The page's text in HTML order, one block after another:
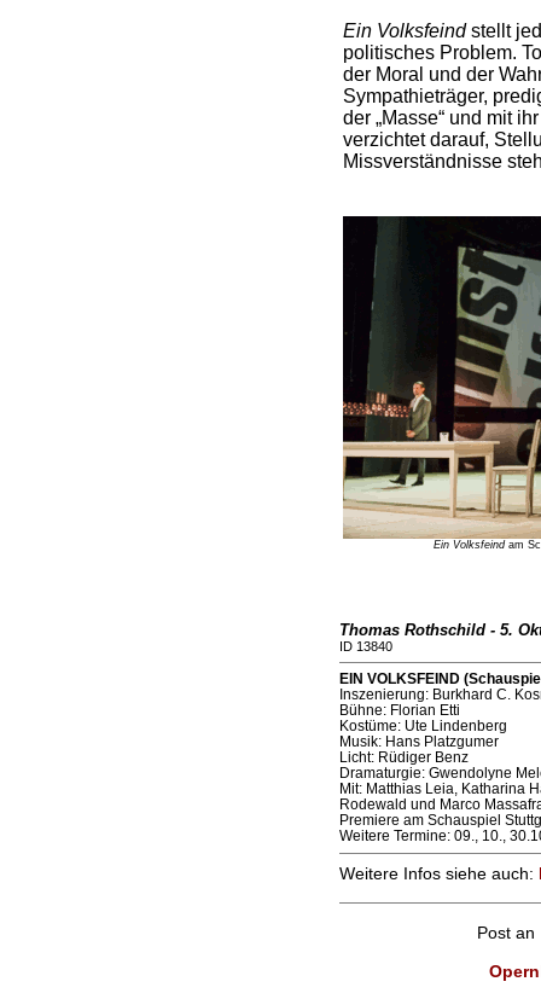
Ein Volksfeindstellt
politisches Problem.
der Moral und der
Sympathieträger,
der „Masse“ und mit
verzichtet darauf,
Missverständnisse
Ein Volksfeindam
Thomas Rothschild - 5.
ID 13840
EIN VOLKSFEIND
Inszenierung: Burkhard C.
Bühne: Florian Etti
Kostüme: Ute Lindenberg
Musik: Hans Platzgumer
Licht: Rüdiger Benz
Dramaturgie: Gwendolyne
Mit: Matthias Leia, Katharina
Rodewald und Marco
Premiere am Schauspiel
Weitere Termine: 09., 10.,
Weitere Infos siehe auch:
Post an